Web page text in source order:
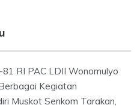
RI PAC LDII Wonomulyo
Kegiatan
Muskot Senkom Tarakan,